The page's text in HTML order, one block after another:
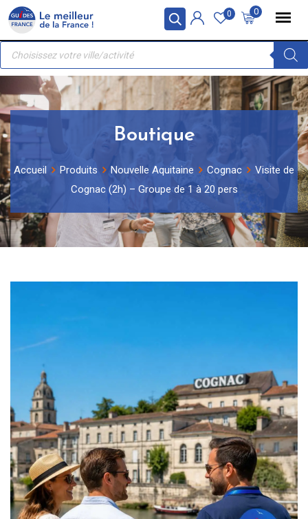
Panneau de gestion des cookies
Skip
content
0
0
Recherche
produits
Boutique
Accueil Produits Nouvelle Aquitaine Cognac
Visite de
Cognac (2h) – Groupe de 1 à 20 pers